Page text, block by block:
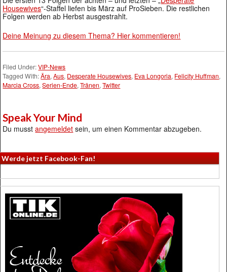
Housewives“-Staffel liefen bis März auf ProSieben. Die restlichen
Folgen werden ab Herbst ausgestrahlt.
Deine Meinung zu diesem Thema? Hier kommentieren!
Filed Under:VIP-News
Tagged With:Ära,Aus, Desperate Housewives, Eva Longoria, Felicity Huffman,
Marcia Cross,Serien-Ende,Tränen,Twitter
Speak Your Mind
Du musstangemeldet sein, um einen Kommentar abzugeben.
Werde jetzt Facebook-Fan!